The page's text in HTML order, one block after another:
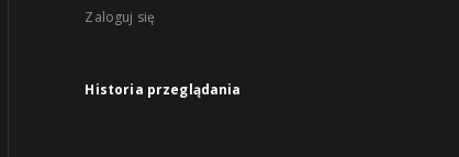
Zaloguj się
Historia przeglądania